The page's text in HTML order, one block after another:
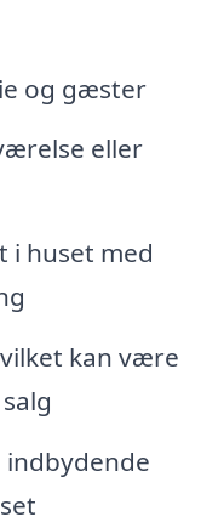
og gæster
eller
i huset med
kan være
indbydende